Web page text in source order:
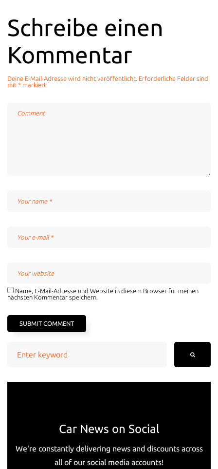
Schreibe einen
Kommentar
Deine E-Mail-Adresse wird nicht veröffentlicht. Erforderliche Felder sind
mit * markiert
Name, E-Mail-Adresse und Website in diesem Browser für meinen
nächsten Kommentar speichern.
Car News on Social
We're constantly delivering news and discounts across
all of our social media accounts!